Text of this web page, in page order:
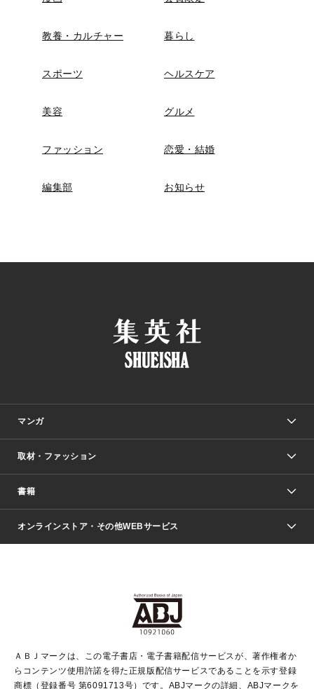
教養・カルチャー 暮らし
スポーツ ヘルスケア
美容 グルメ
ファッション 恋愛・結婚
編集部 お知らせ
マンガ
少年マンガ
Vジャンプ
ジャンプルーキー！
ジャンプTOON
週刊ヤングジャンプ
ウルトラジャンプ
少女マンガ
リマコミ＋
月刊オフィスユー
取材・ファッション
Seventeen
LEE
芸能・情報・スポーツ
パラスポ＋！
書籍
文芸・文庫・総合
青春と読書
集英社新書
集英社新書プラス
ライトノベル・ノベライズ
集英社Webマガジン Cobalt
集英社オレンジ文庫
集英社みらい文庫
オンラインストア・その他WEBサービス
SHUEISHA MANGA-ART HERITAGE
HAPPY PLUS STORE
EDITOR'S LAB
ＡＢＪマークは、この電子書店・電子書籍配信サービスが、著作権者か
らコンテンツ使用許諾を得た正規版配信サービスであることを示す登録
商標（登録番号 第6091713号）です。ABJマークの詳細、ABJマークを